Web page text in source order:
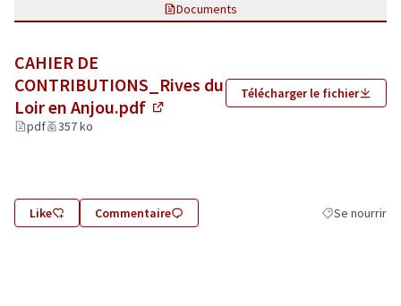
Documents
CAHIER DE
CONTRIBUTIONS_Rives du
Loir en Anjou.pdf
pdf 357 ko
Télécharger le fichier
Like Commentaire Filtrer les
Se nourrir